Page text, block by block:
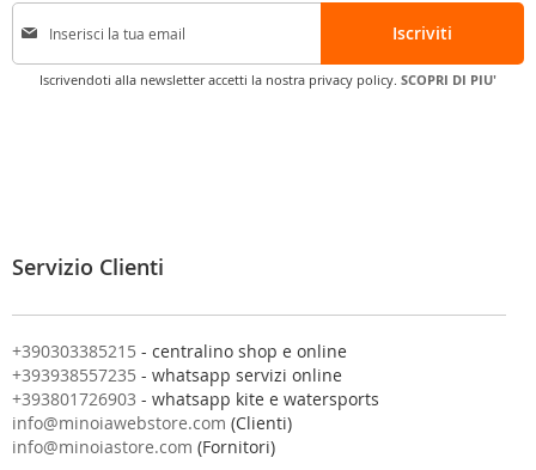
I
c
l
n
o
s
t
r
a
Iscriviti
Iscrivendoti alla newsletter accetti la nostra privacy policy. SCOPRI DI PIU'
Servizio Clienti
+390303385215 - centralino shop e online
+393938557235 - whatsapp servizi online
+393801726903 - whatsapp kite e watersports
info@minoiawebstore.com (Clienti)
info@minoiastore.com (Fornitori)